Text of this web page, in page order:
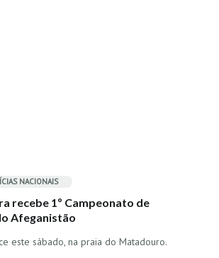
NACIONAIS
recebe 1º Campeonato de
Afeganistão
este sábado, na praia do Matadouro.